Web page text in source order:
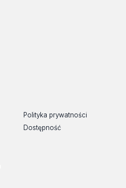
Polityka prywatności
Dostępność